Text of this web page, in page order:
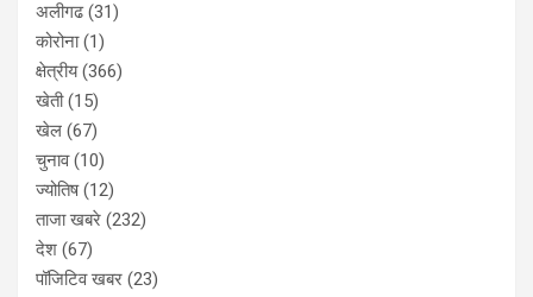
अलीगढ(31)
कोरोना(1)
क्षेत्रीय(366)
खेती(15)
खेल (67)
चुनाव(10)
ज्योतिष(12)
ताजा खबरे (232)
देश (67)
पॉजिटिव खबर (23)